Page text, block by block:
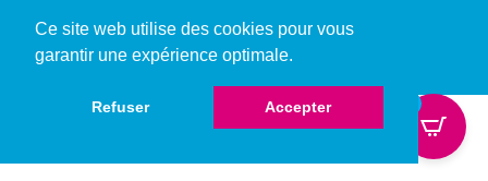
Ce site web utilise des cookies pour vous
garantir une expérience optimale.
Refuser Accepter
© Copyright 2026